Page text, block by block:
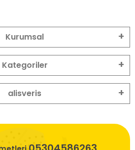
Kurumsal
Kategoriler
alisveris